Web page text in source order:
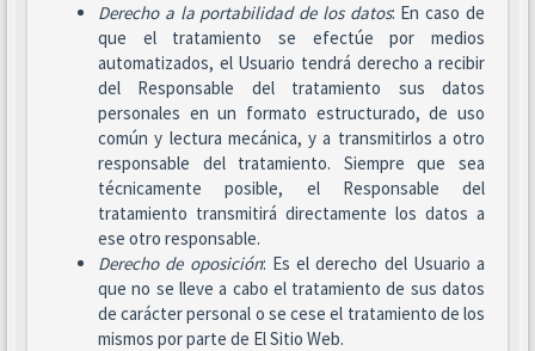
Derecho a la portabilidad de los datos: En caso de
que el tratamiento se efectúe por medios
automatizados, el Usuario tendrá derecho a recibir
del Responsable del tratamiento sus datos
personales en un formato estructurado, de uso
común y lectura mecánica, y a transmitirlos a otro
responsable del tratamiento. Siempre que sea
técnicamente posible, el Responsable del
tratamiento transmitirá directamente los datos a
ese otro responsable.
Derecho de oposición: Es el derecho del Usuario a
que no se lleve a cabo el tratamiento de sus datos
de carácter personal o se cese el tratamiento de los
mismos por parte de El Sitio Web.